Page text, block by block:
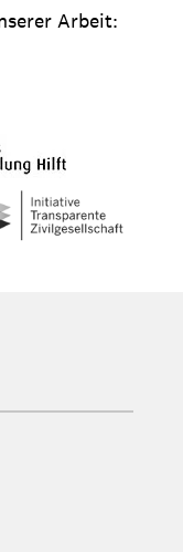
Arbeit: